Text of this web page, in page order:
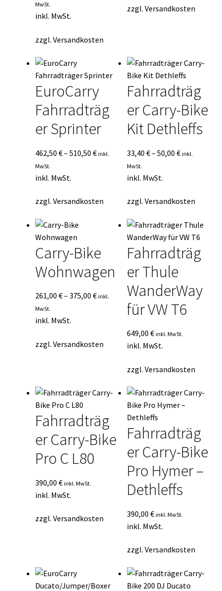
MwSt.
inkl. MwSt.
zzgl. Versandkosten
zzgl.Versandkosten
EuroCarry
Fahrradträg
er Sprinter
462,50 €– 510,50 € inkl.
MwSt.
inkl. MwSt.
zzgl. Versandkosten
Fahrradträg
er Carry-Bike
Kit Dethleffs
33,40€–50,00€ inkl.
MwSt.
inkl. MwSt.
zzgl.Versandkosten
Carry-Bike
Wohnwagen
261,00 €– 375,00 € inkl.
MwSt.
inkl. MwSt.
zzgl. Versandkosten
Fahrradträg
er Thule
WanderWay
für VW T6
649,00€ inkl. MwSt.
inkl. MwSt.
zzgl.Versandkosten
Fahrradträg
er Carry-Bike
Pro C L80
390,00 € inkl. MwSt.
inkl. MwSt.
zzgl. Versandkosten
Fahrradträg
er Carry-Bike
Pro Hymer –
Dethleffs
390,00€ inkl. MwSt.
inkl. MwSt.
zzgl.Versandkosten